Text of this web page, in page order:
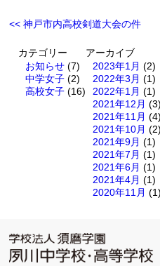
<< 神戸市内高校剣道大会の件
カテゴリー
お知らせ (7)
中学女子 (2)
高校女子 (16)
アーカイブ
2023年1月 (2)
2022年3月 (1)
2022年1月 (1)
2021年12月 (3)
2021年11月 (4)
2021年10月 (2)
2021年9月 (1)
2021年7月 (1)
2021年6月 (1)
2021年4月 (1)
2020年11月 (1)